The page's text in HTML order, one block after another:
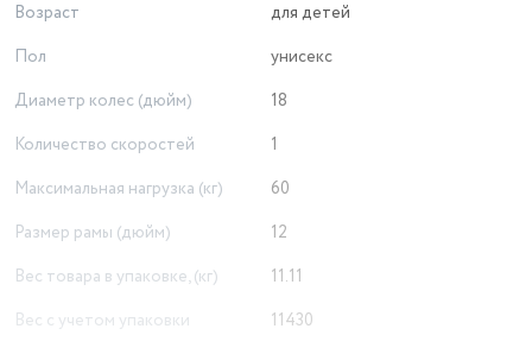
Возраст
для детей
Пол
унисекс
Диаметр колес (дюйм)
18
Количество скоростей
1
Максимальная нагрузка (кг)
60
Размер рамы (дюйм)
12
Вес товара в упаковке, (кг)
11.11
Вес с учетом упаковки
11430